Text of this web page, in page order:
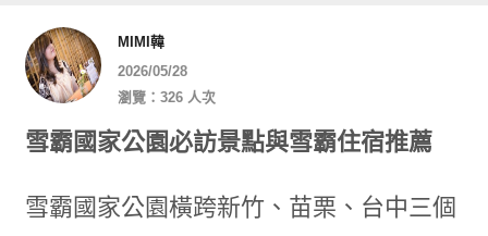
MIMI韓
2026/05/28
瀏覽：326 人次
雪霸國家公園必訪景點與雪霸住宿推薦
雪霸國家公園橫跨新竹、苗栗、台中三個